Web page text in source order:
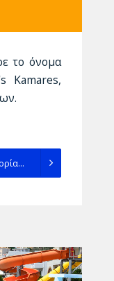
το όνομα
Kamares,